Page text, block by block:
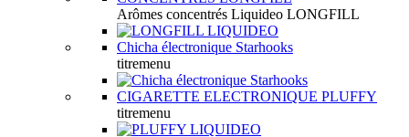
Arômes concentrés Liquideo LONGFILL
Chicha électronique Starhooks
titremenu
CIGARETTE ELECTRONIQUE PLUFFY
titremenu